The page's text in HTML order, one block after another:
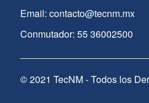
Email: contacto@tecnm.mx
Conmutador: 55 36002500
© 2021 TecNM - Todos los